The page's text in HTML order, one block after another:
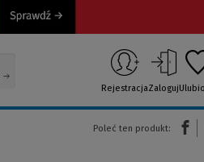
RejestracjaZaloguj
Poleć ten produkt: